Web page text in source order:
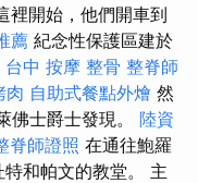
裡開始，他們開車到
薦 紀念性保護區建於
台中 按摩 整骨 整脊師
肉 自助式餐點外燴 然
佛士爵士發現。 陸資
脊師證照 在通往鮑羅
和帕文的教堂。 主